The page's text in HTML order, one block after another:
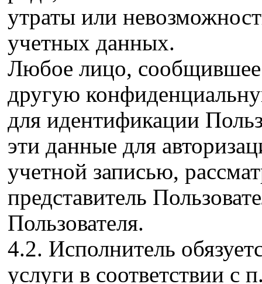
утраты или
учетных данных.
Любое лицо,
другую
для идентификации
эти данные для
учетной записью,
представитель
Пользователя.
4.2. Исполнитель
услуги в соответствии с